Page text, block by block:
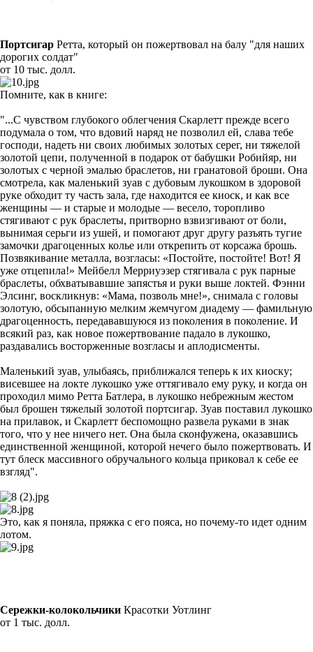
Портсигар Ретта, который он пожертвовал на балу "для наших
дорогих солдат"
от 10 тыс. долл.
Помните, как в книге:
"...С чувством глубокого облегчения Скарлетт прежде всего
подумала о том, что вдовий наряд не позволил ей, слава тебе
господи, надеть ни своих любимых золотых серег, ни тяжелой
золотой цепи, полученной в подарок от бабушки Робийяр, ни
золотых с черной эмалью браслетов, ни гранатовой броши. Она
смотрела, как маленький зуав с дубовым лукошком в здоровой
руке обходит ту часть зала, где находится ее киоск, и как все
женщины — и старые и молодые — весело, торопливо
стягивают с рук браслеты, притворно взвизгивают от боли,
вынимая серьги из ушей, и помогают друг другу разъять тугие
замочки драгоценных колье или открепить от корсажа брошь.
Позвякивание металла, возгласы: «Постойте, постойте! Вот! Я
уже отцепила!» Мейбелл Мерриуэзер стягивала с рук парные
браслеты, обхватывавшие запястья и руки выше локтей. Фэнни
Элсинг, воскликнув: «Мама, позволь мне!», снимала с головы
золотую, обсыпанную мелким жемчугом диадему — фамильную
драгоценность, передававшуюся из поколения в поколение. И
всякий раз, как новое пожертвование падало в лукошко,
раздавались восторженные возгласы и аплодисменты.
Маленький зуав, улыбаясь, приближался теперь к их киоску;
висевшее на локте лукошко уже оттягивало ему руку, и когда он
проходил мимо Ретта Батлера, в лукошко небрежным жестом
был брошен тяжелый золотой портсигар. Зуав поставил лукошко
на прилавок, и Скарлетт беспомощно развела руками в знак
того, что у нее ничего нет. Она была сконфужена, оказавшись
единственной женщиной, которой нечего было пожертвовать. И
тут блеск массивного обручального кольца приковал к себе ее
взгляд".
Это, как я поняла, пряжка с его пояса, но почему-то идет одним
лотом.
Сережки-колокольчики Красотки Уотлинг
от 1 тыс. долл.